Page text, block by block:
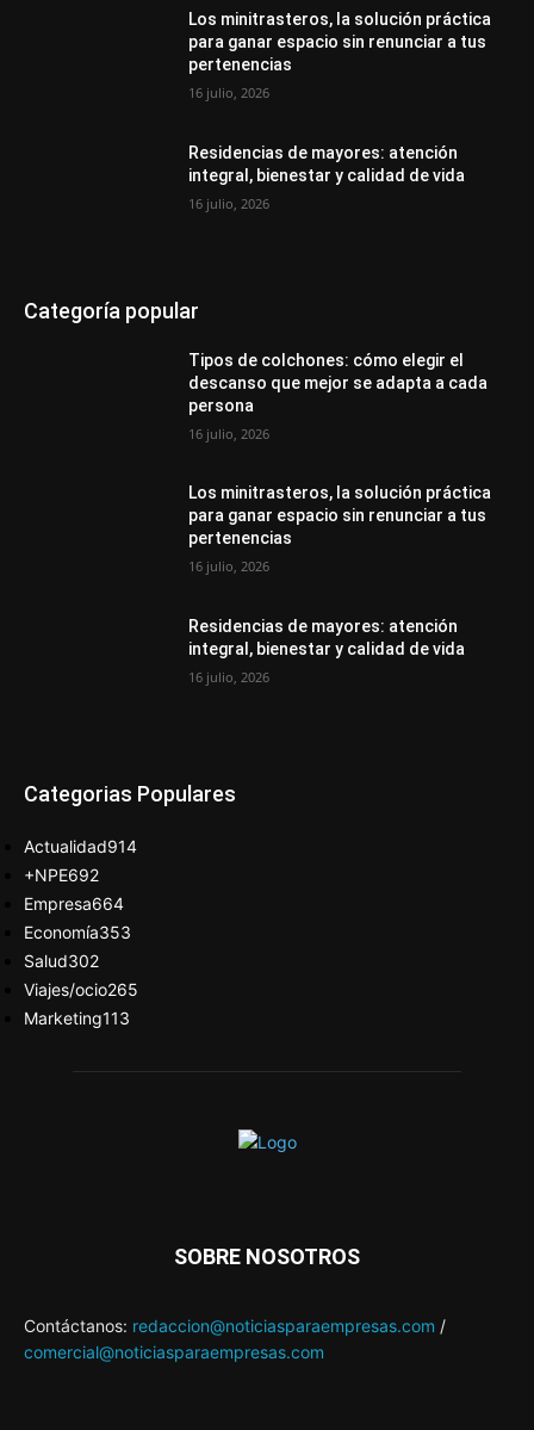
Los minitrasteros, la solución práctica
para ganar espacio sin renunciar a tus
pertenencias
16 julio, 2026
Residencias de mayores: atención
integral, bienestar y calidad de vida
16 julio, 2026
Categoría popular
Tipos de colchones: cómo elegir el
descanso que mejor se adapta a cada
persona
16 julio, 2026
Los minitrasteros, la solución práctica
para ganar espacio sin renunciar a tus
pertenencias
16 julio, 2026
Residencias de mayores: atención
integral, bienestar y calidad de vida
16 julio, 2026
Categorias Populares
Actualidad914
+NPE692
Empresa664
Economía353
Salud302
Viajes/ocio265
Marketing113
SOBRE NOSOTROS
Contáctanos: redaccion@noticiasparaempresas.com /
comercial@noticiasparaempresas.com